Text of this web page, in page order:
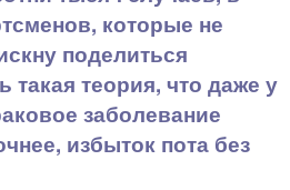
которые не
поделиться
теория, что даже у
заболевание
избыток пота без